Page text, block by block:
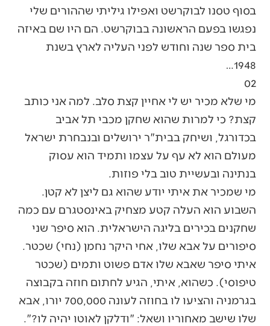
בסוף טסנו לבוקרשט ואפילו גיליתי שההורים שלי
נפגשו בפעם הראשונה בבוקרשט. הם היו שם באיזה
בית ספר שנה וחודש לפני העליה לארץ בשנת
1948…
02
מי שלא מכיר יש לי אחיין קצת סלב. למה אני כותב
קצת? כי למרות שהוא שחקן מכבי תל אביב
בכדורגל, ושיחק בבית"ר ירושלים ובנבחרת ישראל
מעולם הוא לא עף על עצמו ותמיד הוא עסוק
בנתינה ובעשיית טוב בלי פוזות.
מי שמכיר את איתי יודע שהוא גם ליצן לא קטן.
השבוע הוא העלה קטע מצחיק באינסטגרם עם כמה
שחקנים בכירים בליגה הישראלית. הוא סיפר שני
סיפורים על אבא שלו, אחי היקר נחמן (נחי) שכטר.
איתי סיפר שאבא שלו אדם פשוט ותמים (שכטר
טיפוסי). כשהוא, איתי, הגיע לחתום חוזה בקבוצה
בגרמניה והציעו לו בחוזה לעונה 700,000 יורו, אבא
שלו שישב מאחוריו ושאל: "ודלקן לאוטו יהיה לו?".